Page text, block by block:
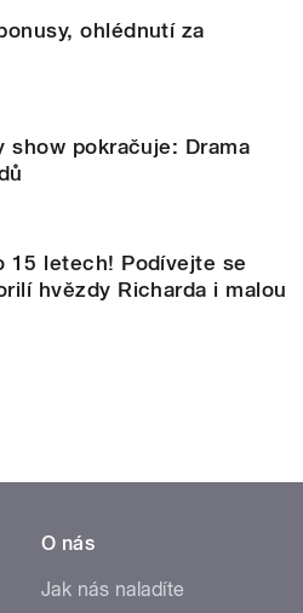
ohlédnutí za
show pokračuje: Drama
15 letech! Podívejte se
hvězdy Richarda i malou
O nás
Jak nás naladíte